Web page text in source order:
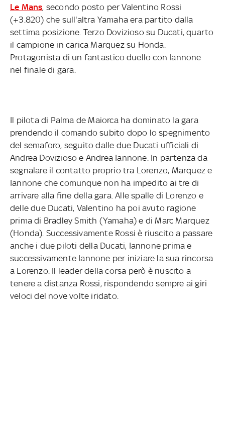
Le Mans, secondo posto per Valentino Rossi
(+3.820) che sull'altra Yamaha era partito dalla
settima posizione. Terzo Dovizioso su Ducati, quarto
il campione in carica Marquez su Honda.
Protagonista di un fantastico duello con Iannone
nel finale di gara.
Il pilota di Palma de Maiorca ha dominato la gara
prendendo il comando subito dopo lo spegnimento
del semaforo, seguito dalle due Ducati ufficiali di
Andrea Dovizioso e Andrea Iannone. In partenza da
segnalare il contatto proprio tra Lorenzo, Marquez e
Iannone che comunque non ha impedito ai tre di
arrivare alla fine della gara. Alle spalle di Lorenzo e
delle due Ducati, Valentino ha poi avuto ragione
prima di Bradley Smith (Yamaha) e di Marc Marquez
(Honda). Successivamente Rossi è riuscito a passare
anche i due piloti della Ducati, Iannone prima e
successivamente Iannone per iniziare la sua rincorsa
a Lorenzo. Il leader della corsa però è riuscito a
tenere a distanza Rossi, rispondendo sempre ai giri
veloci del nove volte iridato.